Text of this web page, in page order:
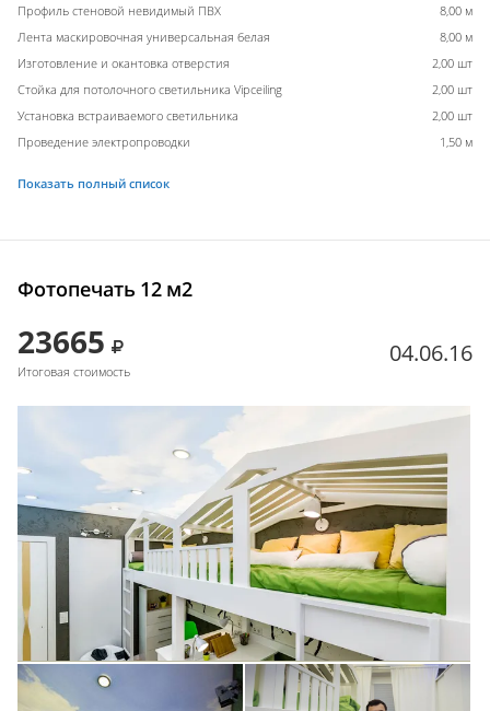
Профиль стеновой невидимый ПВХ
8,00 м
Лента маскировочная универсальная белая
8,00 м
Изготовление и окантовка отверстия
2,00 шт
Стойка для потолочного светильника Vipceiling
2,00 шт
Установка встраиваемого светильника
2,00 шт
Проведение электропроводки
1,50 м
Показать полный список
Фотопечать 12 м2
23665
Итоговая стоимость
04.06.16